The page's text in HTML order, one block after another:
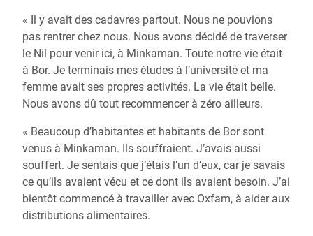
« Il y avait des cadavres partout. Nous ne pouvions
pas rentrer chez nous. Nous avons décidé de traverser
le Nil pour venir ici, à Minkaman. Toute notre vie était
à Bor. Je terminais mes études à l’université et ma
femme avait ses propres activités. La vie était belle.
Nous avons dû tout recommencer à zéro ailleurs.
« Beaucoup d’habitantes et habitants de Bor sont
venus à Minkaman. Ils souffraient. J’avais aussi
souffert. Je sentais que j’étais l’un d’eux, car je savais
ce qu’ils avaient vécu et ce dont ils avaient besoin. J’ai
bientôt commencé à travailler avec Oxfam, à aider aux
distributions alimentaires.